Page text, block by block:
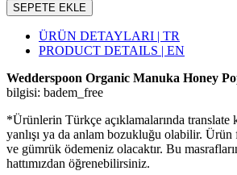
SEPETE EKLE
ÜRÜN DETAYLARI | TR
PRODUCT DETAILS | EN
Wedderspoon Organic Manuka Honey
bilgisi: badem_free
*Ürünlerin Türkçe açıklamalarında translate
yanlışı ya da anlam bozukluğu olabilir. Ürün
ve gümrük ödemeniz olacaktır. Bu
hattımızdan öğrenebilirsiniz.